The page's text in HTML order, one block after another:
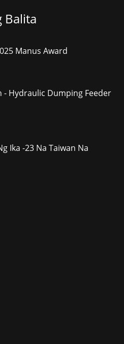
Balita
Manus Award
- Hydraulic Dumping Feeder
Ika -23 Na Taiwan Na